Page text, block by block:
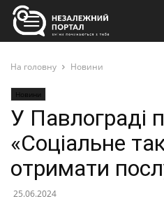
На головну Новини
Новини
У Павлограді
«Соціальне
отримати
25.06.2024